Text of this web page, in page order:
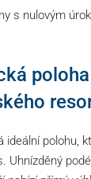
s nulovým
poloha
ideální polohu,
Uhnízděný